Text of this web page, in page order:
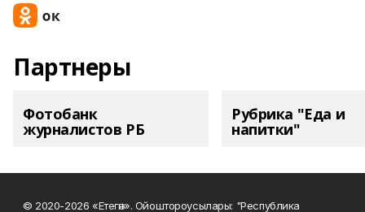
Партнеры
Фотобанк
журналистов РБ
Рубрика "Еда и
напитки"
© 2020-2026 «Етегән». Ойоштороусылары: "Республика